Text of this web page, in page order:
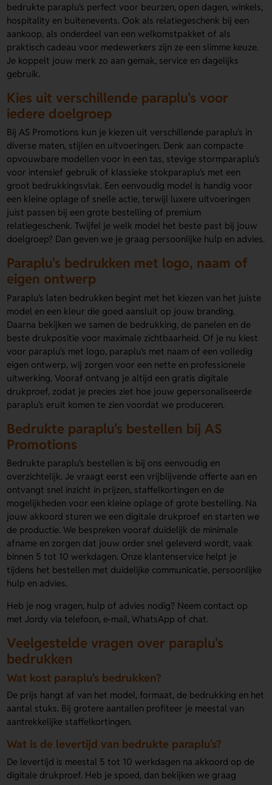
bedrukte paraplu's perfect voor beurzen, open dagen, winkels,
hospitality en buitenevents. Ook als relatiegeschenk bij een
aankoop, als onderdeel van een welkomstpakket of als
praktisch cadeau voor medewerkers zijn ze een slimme keuze.
Je koppelt jouw merk zo aan gemak, service en dagelijks
gebruik.
Kies uit verschillende paraplu's voor
iedere doelgroep
Bij AS Promotions kun je kiezen uit verschillende paraplu's in
diverse maten, stijlen en uitvoeringen. Denk aan compacte
opvouwbare modellen voor in een tas, stevige stormparaplu's
voor intensief gebruik of klassieke stokparaplu's met een
groot bedrukkingsvlak. Een eenvoudig model is handig voor
een kleine oplage of snelle actie, terwijl luxere uitvoeringen
juist passen bij een grote bestelling of premium
relatiegeschenk. Twijfel je welk model het beste past bij jouw
doelgroep? Dan geven we je graag persoonlijke hulp en advies.
Paraplu's bedrukken met logo, naam of
eigen ontwerp
Paraplu's laten bedrukken begint met het kiezen van het juiste
model en een kleur die goed aansluit op jouw branding.
Daarna bekijken we samen de bedrukking, de panelen en de
beste drukpositie voor maximale zichtbaarheid. Of je nu kiest
voor paraplu's met logo, paraplu's met naam of een volledig
eigen ontwerp, wij zorgen voor een nette en professionele
uitwerking. Vooraf ontvang je altijd een gratis digitale
drukproef, zodat je precies ziet hoe jouw gepersonaliseerde
paraplu's eruit komen te zien voordat we produceren.
Bedrukte paraplu's bestellen bij AS
Promotions
Bedrukte paraplu's bestellen is bij ons eenvoudig en
overzichtelijk. Je vraagt eerst een vrijblijvende offerte aan en
ontvangt snel inzicht in prijzen, staffelkortingen en de
mogelijkheden voor een kleine oplage of grote bestelling. Na
jouw akkoord sturen we een digitale drukproef en starten we
de productie. We bespreken vooraf duidelijk de minimale
afname en zorgen dat jouw order snel geleverd wordt, vaak
binnen 5 tot 10 werkdagen. Onze klantenservice helpt je
tijdens het bestellen met duidelijke communicatie, persoonlijke
hulp en advies.
Heb je nog vragen, hulp of advies nodig? Neem contact op
met Jordy via telefoon, e-mail, WhatsApp of chat.
Veelgestelde vragen over paraplu's
bedrukken
Wat kost paraplu's bedrukken?
De prijs hangt af van het model, formaat, de bedrukking en het
aantal stuks. Bij grotere aantallen profiteer je meestal van
aantrekkelijke staffelkortingen.
Wat is de levertijd van bedrukte paraplu's?
De levertijd is meestal 5 tot 10 werkdagen na akkoord op de
digitale drukproef. Heb je spoed, dan bekijken we graag